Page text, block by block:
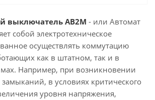
выключатель АВ2М - или Автомат
собой электротехническое
осуществлять коммутацию
как в штатном, так и в
Например, при возникновении
замыканий, в условиях критического
уровня напряжения,